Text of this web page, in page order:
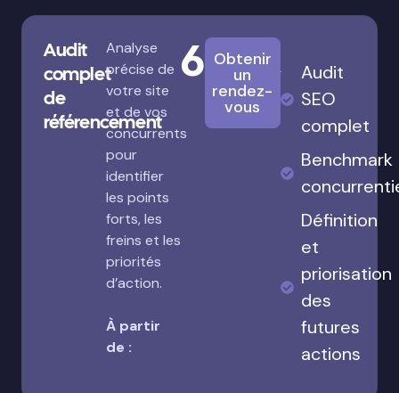
Audit
complet
de
référencement
Analyse
précise de
votre site
et de vos
concurrents
pour
identifier
les points
forts, les
freins et les
priorités
d’action.
À partir
de :
680€
Obtenir
un
rendez-
vous
Audit
SEO
complet
Benchmark
Définition
et
priorisation
des
futures
actions